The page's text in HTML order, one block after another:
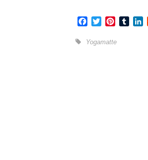
Facebook
TwitterPinterest
Yogamatte